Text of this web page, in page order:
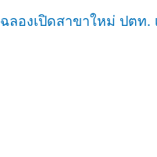
ฉลองเปิดสาขาใหม่ ปตท.